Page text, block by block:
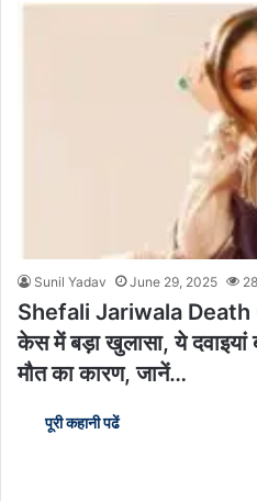
Sunil Yadav June 29, 2025
Shefali Jariwala Death
केस में बड़ा खुलासा, ये दवाइयां
मौत का कारण, जानें…
पूरी कहानी पढें